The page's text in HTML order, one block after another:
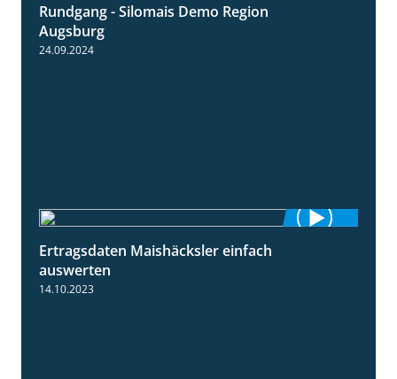
Rundgang - Silomais Demo Region
Augsburg
24.09.2024
Ertragsdaten Maishäcksler einfach
auswerten
14.10.2023